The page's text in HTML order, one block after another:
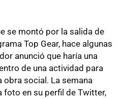
se montó por la salida de
Top Gear, hace algunas
anunció que haría una
de una actividad para
obra social. La semana
foto en su perfil de Twitter,